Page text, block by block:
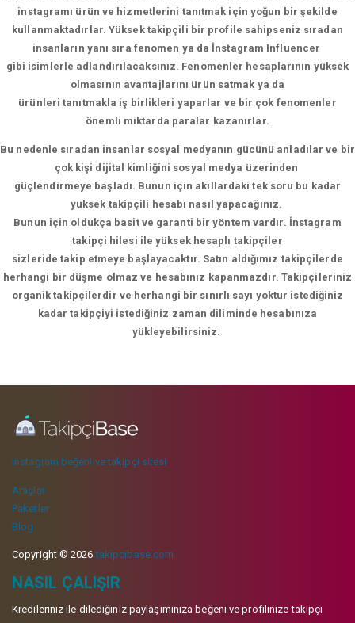
instagramı ürün ve hizmetlerini tanıtmak için yoğun bir şekilde
kullanmaktadırlar. Yüksek takipçili bir profile sahipseniz sıradan
insanların yanı sıra fenomen ya da İnstagram Influencer
gibi isimlerle adlandırılacaksınız. Fenomenler hesaplarının yüksek
olmasının avantajlarını ürün satmak ya da
ürünleri tanıtmakla iş birlikleri yaparlar ve bir çok fenomenler
önemli miktarda paralar kazanırlar.
Bu nedenle sıradan insanlar sosyal medyanın gücünü anladılar ve bir
çok kişi dijital kimliğini sosyal medya üzerinden
güçlendirmeye başladı. Bunun için akıllardaki tek soru bu kadar
yüksek takipçili hesabı nasıl yapacağınız.
Bunun için oldukça basit ve garanti bir yöntem vardır. İnstagram
takipçi hilesi ile yüksek hesaplı takipçiler
sizleride takip etmeye başlayacaktır. Satın aldığımız takipçilerde
herhangi bir düşme olmaz ve hesabınız kapanmazdır. Takipçileriniz
organik takipçilerdir ve herhangi bir sınırlı sayı yoktur istediğiniz
kadar takipçiyi istediğiniz zaman diliminde hesabınıza
yükleyebilirsiniz.
instagram beğeni ve takipçi sitesi
Araçlar
Paketler
Blog
Copyright © 2026takipcibase.com
NASIL ÇALIŞIR
Kredileriniz ile dilediğiniz paylaşımınıza beğeni ve profilinize takipçi